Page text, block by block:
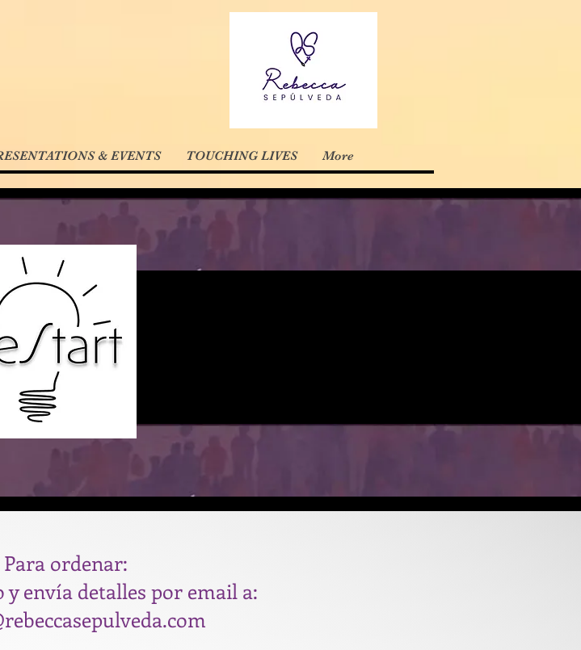
& EVENTS TOUCHING LIVES More
Para ordenar:
y envía detalles por email a: